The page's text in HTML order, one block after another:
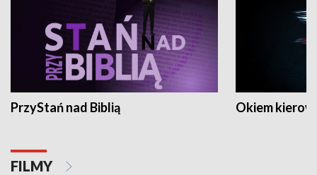
PrzyStań nad Biblią Okiem
FILMY